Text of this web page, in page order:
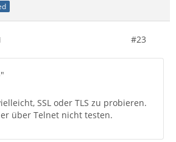
#23
SSL oder TLS zu probieren.
über Telnet nicht testen.